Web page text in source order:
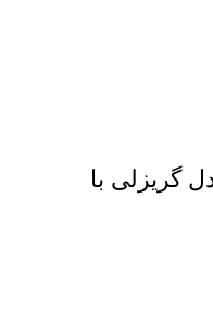
گریزلی با